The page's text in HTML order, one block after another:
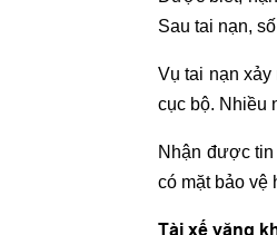
Sau tai nạn,
Vụ tai nạn
cục bộ. Nhiều
Nhận được
có mặt bảo vệ
Tài xế văng